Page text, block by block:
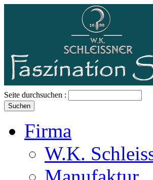
Seite durchsuchen :
Firma
W.K.